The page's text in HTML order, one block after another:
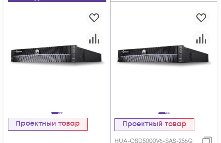
Проектный товар Проектный товар
HUA-OSD5000V6-SAS-256G